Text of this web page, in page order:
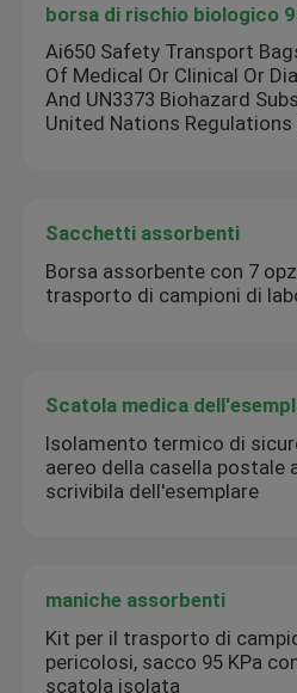
borsa di rischio biologico
Ai650 Safety Transport
Of Medical Or Clinical Or
And UN3373 Biohazard
United Nations Regulations
Sacchetti assorbenti
Borsa assorbente con 7
trasporto di campioni di
Scatola medica
Isolamento termico di
aereo della casella postale
scrivibila dell'esemplare
maniche assorbenti
Kit per il trasporto di
pericolosi, sacco 95 KPa
scatola isolata